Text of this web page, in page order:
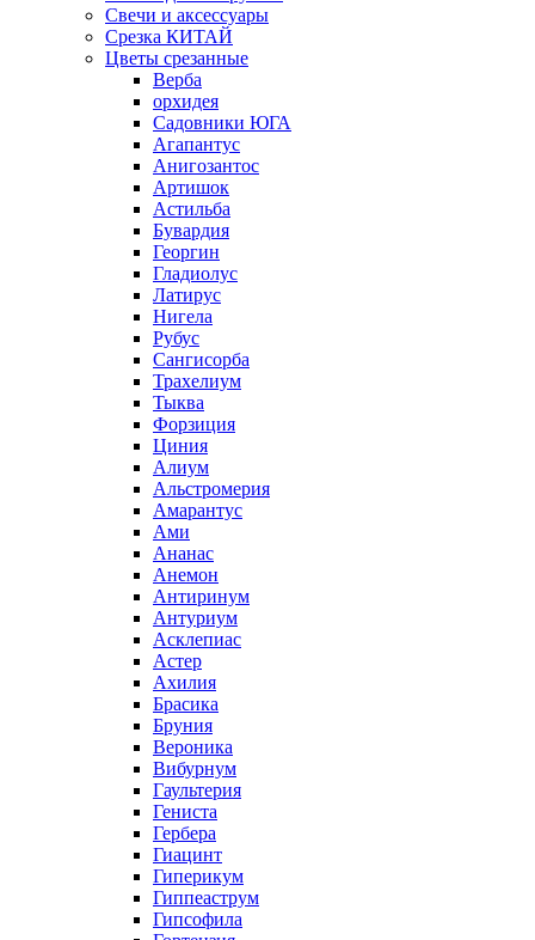
Свечи и аксессуары
Срезка КИТАЙ
Цветы срезанные
Верба
орхидея
Садовники ЮГА
Агапантус
Анигозантос
Артишок
Астильба
Бувардия
Георгин
Гладиолус
Латирус
Нигела
Рубус
Сангисорба
Трахелиум
Тыква
Форзиция
Циния
Алиум
Альстромерия
Амарантус
Ами
Ананас
Анемон
Антиринум
Антуриум
Асклепиас
Астер
Ахилия
Брасика
Бруния
Вероника
Вибурнум
Гаультерия
Гениста
Гербера
Гиацинт
Гиперикум
Гиппеаструм
Гипсофила